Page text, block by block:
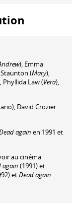
), Emma
(Mary),
, Phyllida Law(Vera),
, David Crozier
again en 1991 et
au cinéma
again (1991) et
etDead again